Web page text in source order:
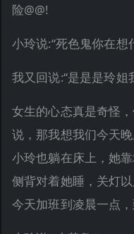
险@@!
小玲说:“死色鬼你在想
我又回说:“是是是玲姐
女生的心态真是奇怪
说，那我想我们今天
小玲也躺在床上，她
侧背对着她睡，关灯
今天加班到凌晨一点